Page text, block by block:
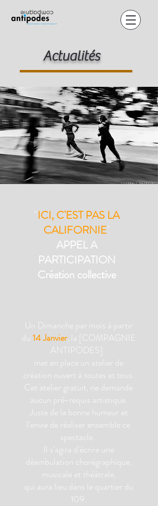
Actualités
" ICI, C'EST PAS LA
CALIFORNIE"
APPEL A
PARTICIPATION
Création collective
Un Dimanche par mois à partir
du 14 Janvier, la [COMPAGNIE
ANTIPODES]
met en place un atelier de
création ouvert à toutes et tous.
Cet atelier gratuit, ne demande
aucun pré-requis artistique.
Juste de la bonne humeur et
l'envie de réaliser ensemble ce
spectacle.
Il s'agira d'écrire une
déambulation chorégraphique,
musicale et théâtrale,
qui aura lieu dans le quartier du
109.